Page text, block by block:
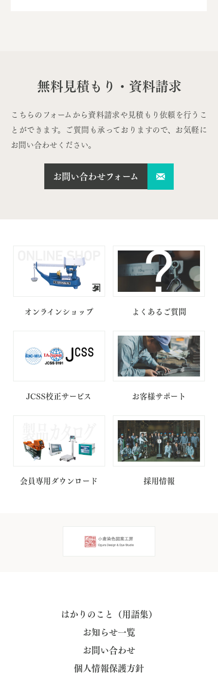
無料見積もり・資料請求
こちらのフォームから資料請求や見積もり依頼を行うこ
とができます。ご質問も承っておりますので、お気軽に
お問い合わせください。
お問い合わせフォーム
オンラインショップ よくあるご質問
JCSS校正サービス お客様サポート
会員専用ダウンロード 採用情報
はかりのこと（用語集）
お知らせ一覧
お問い合わせ
個人情報保護方針